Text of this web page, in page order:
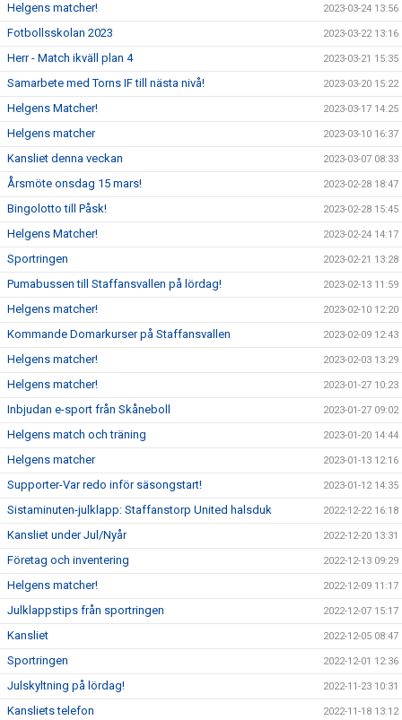
Helgens matcher! 2023-03-24 13:56
Fotbollsskolan 2023 2023-03-22 13:16
Herr - Match ikväll plan 4 2023-03-21 15:35
Samarbete med Torns IF till nästa nivå! 2023-03-20 15:22
Helgens Matcher! 2023-03-17 14:25
Helgens matcher 2023-03-10 16:37
Kansliet denna veckan 2023-03-07 08:33
Årsmöte onsdag 15 mars! 2023-02-28 18:47
Bingolotto till Påsk! 2023-02-28 15:45
Helgens Matcher! 2023-02-24 14:17
Sportringen 2023-02-21 13:28
Pumabussen till Staffansvallen på lördag! 2023-02-13 11:59
Helgens matcher! 2023-02-10 12:20
Kommande Domarkurser på Staffansvallen 2023-02-09 12:43
Helgens matcher! 2023-02-03 13:29
Helgens matcher! 2023-01-27 10:23
Inbjudan e-sport från Skåneboll 2023-01-27 09:02
Helgens match och träning 2023-01-20 14:44
Helgens matcher 2023-01-13 12:16
Supporter-Var redo inför säsongstart! 2023-01-12 14:35
Sistaminuten-julklapp: Staffanstorp United halsduk 2022-12-22 16:18
Kansliet under Jul/Nyår 2022-12-20 13:31
Företag och inventering 2022-12-13 09:29
Helgens matcher! 2022-12-09 11:17
Julklappstips från sportringen 2022-12-07 15:17
Kansliet 2022-12-05 08:47
Sportringen 2022-12-01 12:36
Julskyltning på lördag! 2022-11-23 10:31
Kansliets telefon 2022-11-18 13:12